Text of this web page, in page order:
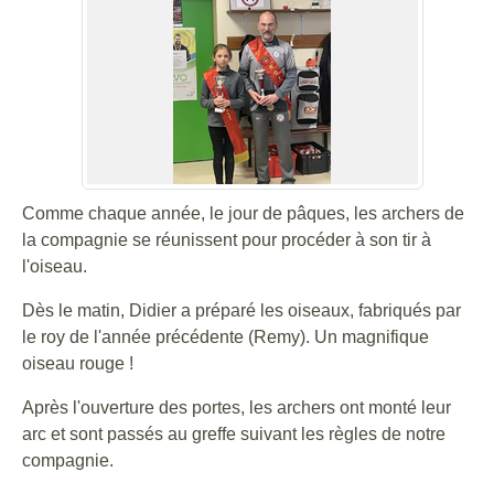
Comme chaque année, le jour de pâques, les archers de
la compagnie se réunissent pour procéder à son tir à
l'oiseau.
Dès le matin, Didier a préparé les oiseaux, fabriqués par
le roy de l'année précédente (Remy). Un magnifique
oiseau rouge !
Après l'ouverture des portes, les archers ont monté leur
arc et sont passés au greffe suivant les règles de notre
compagnie.